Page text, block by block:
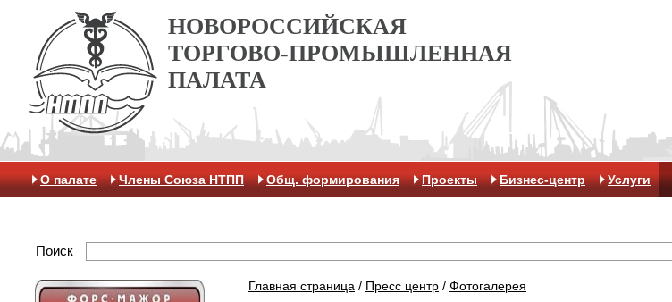
НОВОРОССИЙСКАЯ
ТОРГОВО-ПРОМЫШЛЕННАЯ
ПАЛАТА
О палате Члены Союза НТПП Общ. формирования Проекты Бизнес-центр Услуги
Поиск
Главная страница / Пресс центр / Фотогалерея